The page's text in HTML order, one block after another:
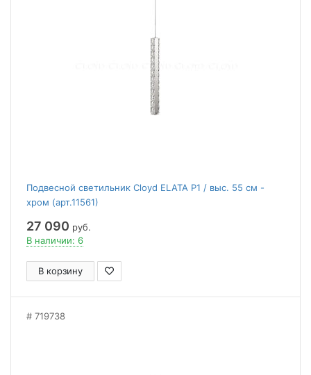
Подвесной светильник Cloyd ELATA P1 / выс. 55 см -
хром (арт.11561)
27 090 руб.
В наличии: 6
В корзину
719738